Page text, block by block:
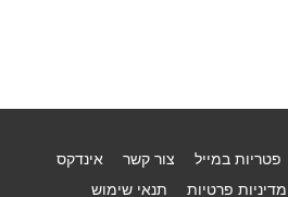
פטריות במייל צור קשר
אינדקס
מדיניות פרטיות
תנאי שימוש